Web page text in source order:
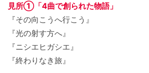
見所①「4曲で創られた物語」
『その向こうへ行こう』
『光の射す方へ』
『ニシエヒガシエ』
『終わりなき旅』